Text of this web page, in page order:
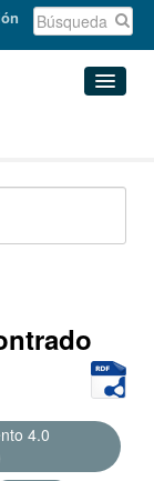
4.0